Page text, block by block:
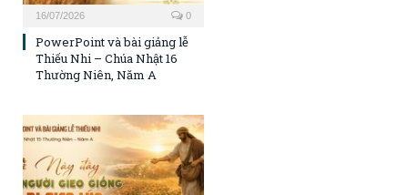
16/07/2026 0
PowerPoint và bài giảng lễ
Thiếu Nhi – Chúa Nhật 16
Thường Niên, Năm A